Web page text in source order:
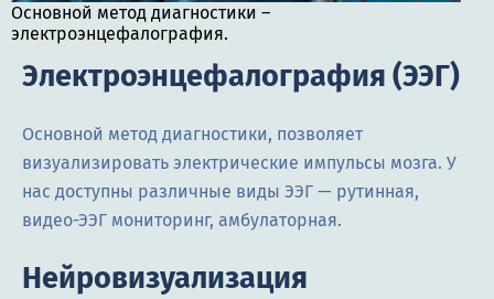
Основной метод диагностики –
электроэнцефалография.
Электроэнцефалография (ЭЭГ)
Основной метод диагностики, позволяет
визуализировать электрические импульсы мозга. У
нас доступны различные виды ЭЭГ — рутинная,
видео-ЭЭГ мониторинг, амбулаторная.
Нейровизуализация